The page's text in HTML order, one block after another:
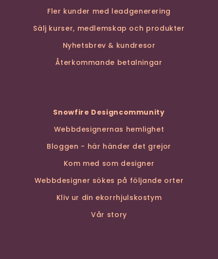
Fler kunder med leadgenerering
Sälj kurser, medlemskap och produkter
Nyhetsbrev & kundresor
Återkommande betalningar
Snowfire Designcommunity
Webbdesignernas hemlighet
Bloggen - här händer det grejor
Kom med som designer
Webbdesigner sökes på följande orter
Kliv ur din ekorrhjulskostym
Vår story